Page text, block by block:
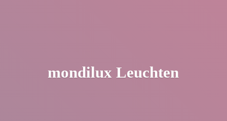
mondilux Leuchten